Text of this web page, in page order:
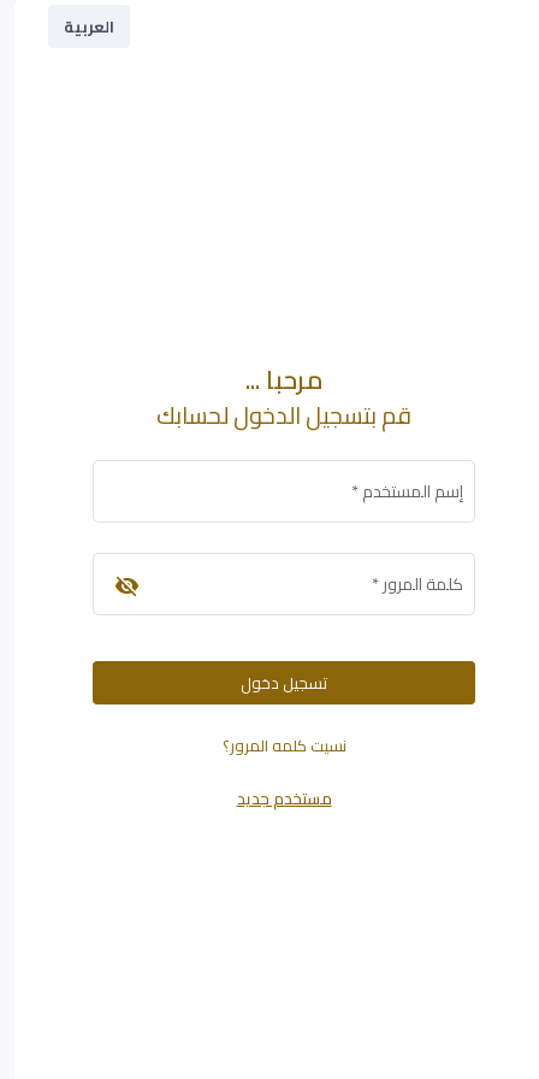
العربية
مرحبا ...
قم بتسجيل الدخول لحسابك
إسم المستخدم*
كلمة المرور*
visibility_off
تسجيل دخول
نسيت كلمه المرور؟
مستخدم جديد